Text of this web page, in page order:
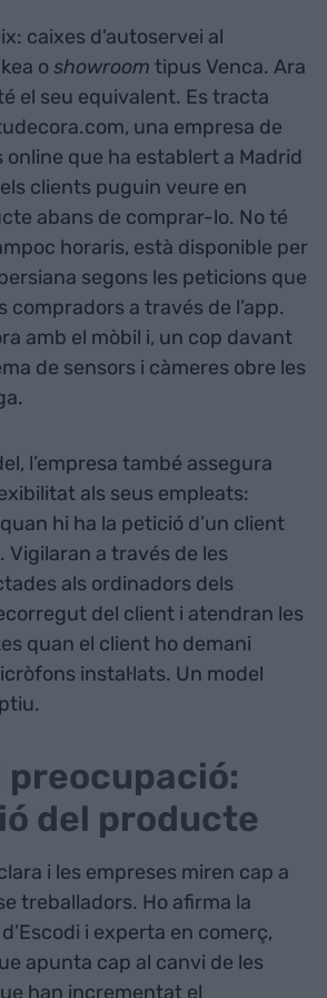
caixes d'autoservei al
oshowroom tipus Venca. Ara
el seu equivalent. Es tracta
una empresa de
online que ha establert a Madrid
clients puguin veure en
abans de comprar-lo. No té
horaris, està disponible per
segons les peticions que
compradors a través de l’app.
amb el mòbil i, un cop davant
de sensors i càmeres obre les
l’empresa també assegura
als seus empleats:
hi ha la petició d’un client
Vigilaran a través de les
als ordinadors dels
del client i atendran les
quan el client ho demani
instal·lats. Un model
del producte
i les empreses miren cap a
treballadors. Ho afirma la
i experta en comerç,
apunta cap al canvi de les
han incrementat el